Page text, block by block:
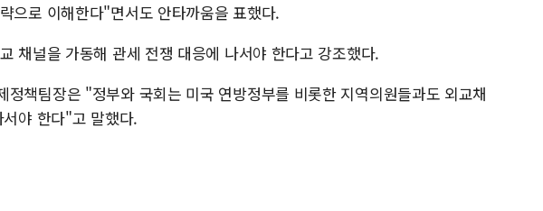
으로 이해한다"면서도 안타까움을 표했다.
채널을 가동해 관세 전쟁 대응에 나서야 한다고 강조했다.
정책팀장은 "정부와 국회는 미국 연방정부를 비롯한 지역의원들과도 외교채
야 한다"고 말했다.